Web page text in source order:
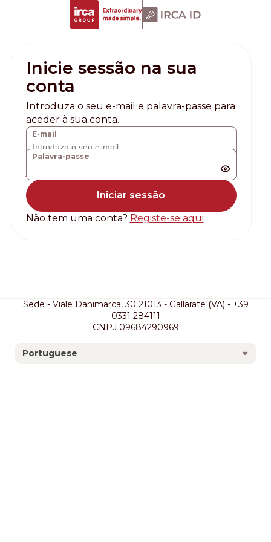
Inicie sessão na sua
conta
Introduza o seu e-mail e palavra-passe para
aceder à sua conta.
E-mail
Palavra-passe
Não tem uma conta? Registe-se aqui
Sede - Viale Danimarca, 30 21013 - Gallarate (VA) - +39
0331 284111
CNPJ 09684290969
Portuguese